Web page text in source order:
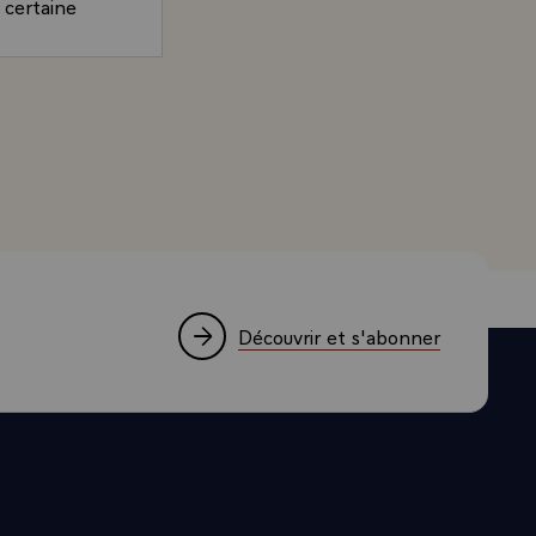
désirant
des
niveau
Président de la République, accordé à Mme
Découvrir et s'abonner